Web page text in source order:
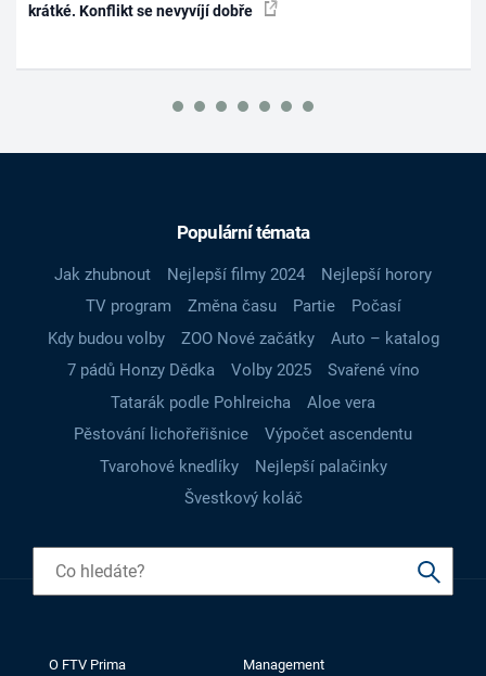
krátké. Konflikt se nevyvíjí dobře
Populární témata
Jak zhubnout Nejlepší filmy 2024
Nejlepší horory
TV program
Změna času Partie
Počasí
Kdy budou volby
ZOO Nové začátky
Auto – katalog
7 pádů Honzy Dědka
Volby 2025
Svařené víno
Tatarák podle Pohlreicha
Aloe vera
Pěstování lichořeřišnice
Výpočet ascendentu
Tvarohové knedlíky
Nejlepší palačinky
Švestkový koláč
O FTV Prima Management